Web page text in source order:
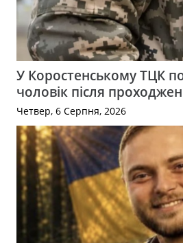
У Коростенському ТЦК
чоловік після
Четвер, 6 Серпня, 2026